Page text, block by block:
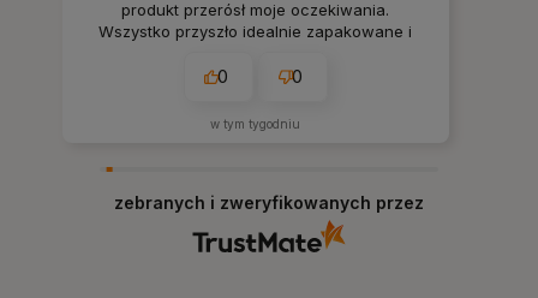
produkt przerósł moje oczekiwania.
Wszystko przyszło idealnie zapakowane i
wrócę tu po kolejne zakupy.
0 0
w tym tygodniu
zebranych i zweryfikowanych przez